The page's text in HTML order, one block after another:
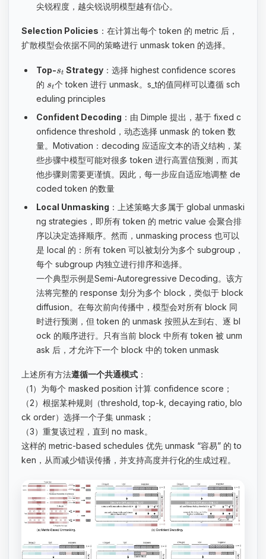
尖锐程度，越尖锐说明模型越有信心。
Selection Policies ：在计算出每个 token 的 metric 后，
扩散模型会依据不同的策略进行 unmask token 的选择。
Top-st Strategy：选择 highest confidence scores
的 st个 token 进行 unmask。s_t的值同样可以遵循 sch
eduling principles
Confident Decoding ：由 Dimple 提出，基于 fixed c
onfidence threshold，动态选择 unmask 的 token 数
量。Motivation：decoding 应适应文本的语义结构，某
些步骤中模型可能对很多 token 进行高置信预测，而其
他步骤则需要更谨慎。因此，每一步应自适应地调整 de
coded token 的数量
Local Unmasking ：上述策略大多属于 global unmaski
ng strategies，即所有 token 的 metric value 会聚合排
序以决定选择顺序。然而，unmasking process 也可以
是 local 的：所有 token 可以被划分为多个 subgroup，
每个 subgroup 内独立进行排序和选择。
一个典型示例是Semi-Autoregressive Decoding。该方
法将完整的 response 划分为多个 block，类似于 block
diffusion。在每次前向传播中，模型会对所有 block 同
时进行预测，但 token 的 unmask 按照从左到右、逐 bl
ock 的顺序进行。只有当前 block 中所有 token 被 unm
ask 后，才允许下一个 block 中的 token unmask
上述所有方法遵循一个共通模式 ：
（1）为每个 masked position 计算 confidence score；
（2）根据某种规则（threshold, top-k, decaying ratio, blo
ck order）选择一个子集 unmask；
（3）重复该过程，直到 no mask。
这样的 metric-based schedules 优先 unmask “容易” 的 to
ken，从而减少错误传播，并支持高度并行化的生成过程。